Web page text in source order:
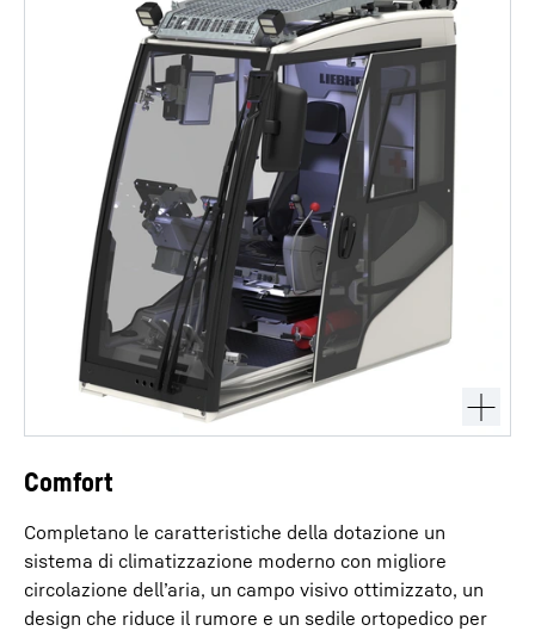
Comfort
Completano le caratteristiche della dotazione un
sistema di climatizzazione moderno con migliore
circolazione dell’aria, un campo visivo ottimizzato, un
design che riduce il rumore e un sedile ortopedico per